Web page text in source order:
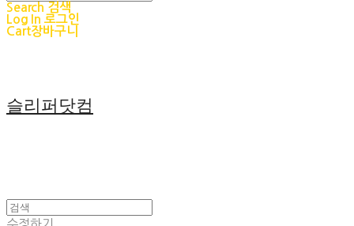
Search 검색
Log In 로그인
Cart장바구니
슬리퍼닷컴